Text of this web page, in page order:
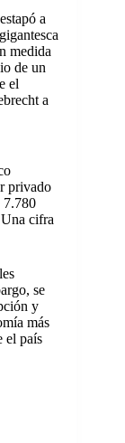
a
medida
de un
el
a
privado
7.780
cifra
se
y
más
el país